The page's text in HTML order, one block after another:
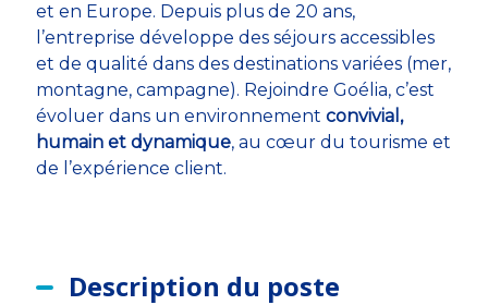
et en Europe. Depuis plus de 20 ans,
l’entreprise développe des séjours accessibles
et de qualité dans des destinations variées (mer,
montagne, campagne). Rejoindre Goélia, c’est
évoluer dans un environnement convivial,
humain et dynamique, au cœur du tourisme et
de l’expérience client.
Description du poste